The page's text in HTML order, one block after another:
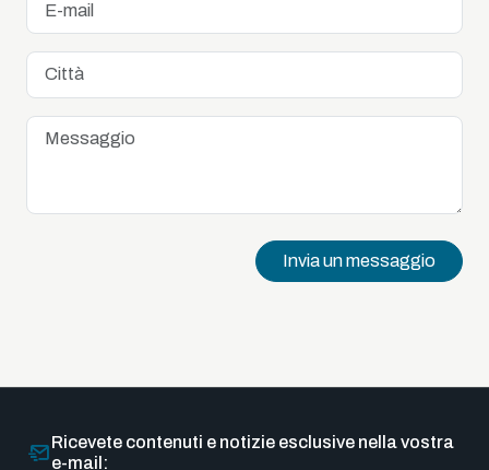
Invia un messaggio
Ricevete contenuti e notizie esclusive nella vostra
e-mail: